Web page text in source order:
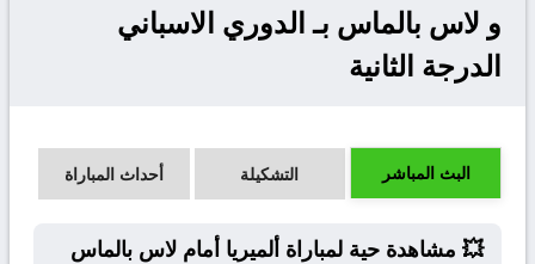
و لاس بالماس بـ الدوري الاسباني
الدرجة الثانية
البث المباشر التشكيلة أحداث المباراة
💥 مشاهدة حية لمباراة ألميريا أمام لاس بالماس